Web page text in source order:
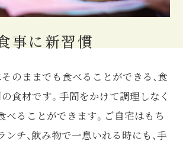
事に新習慣
のままでも食べることができる、⾷
⾷材です。手間をかけて調理しなく
べることができます。ご自宅はもち
ンチ、飲み物で一息いれる時にも、手